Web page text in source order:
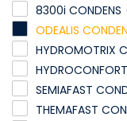
8300i CONDENS
ODEALIS
HYDROMOTRIX
SEMIAFAST
THEMAFAST